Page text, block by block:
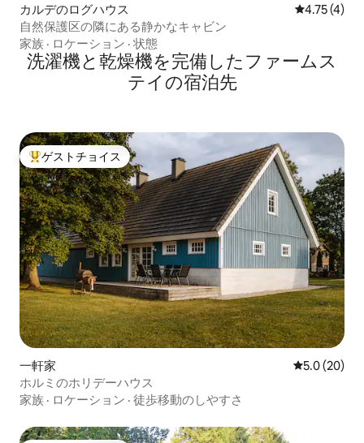
カルデのログハウス レビュー4
4.75 (4)
自然保護区の隣にある静かなキャビン
家族 · ロケーション · 状態
洗濯機と乾燥機を完備したファームス
テイの宿泊先
大好評のゲストチョイスです。
ゲストチョイス
一軒家 レビュー20
5.0 (20)
ホルミのホリデーハウス
家族 · ロケーション · 徒歩移動のしやすさ